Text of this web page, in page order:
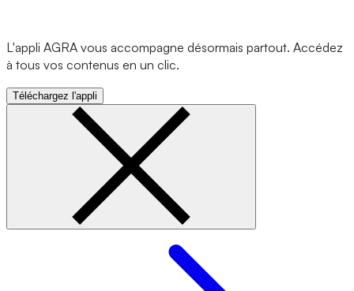
L'appli AGRA vous accompagne désormais partout. Accédez
à tous vos contenus en un clic.
Téléchargez l'appli